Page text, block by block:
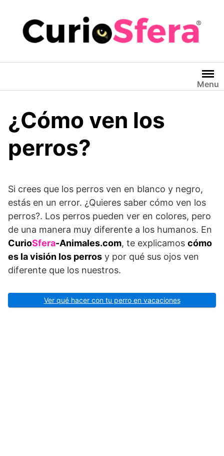
contenido
Menu
¿Cómo ven los
perros?
Si crees que los perros ven en blanco y negro,
estás en un error. ¿Quieres saber cómo ven los
perros?. Los perros pueden ver en colores, pero
de una manera muy diferente a los humanos. En
CurioSfera-Animales.com, te explicamos cómo
es la visión los perros y por qué sus ojos ven
diferente que los nuestros.
Ver qué hacer con tu perro en vacaciones